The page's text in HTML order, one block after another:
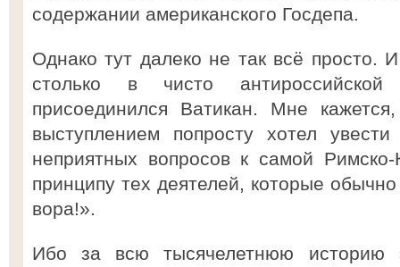
содержании американского Госдепа.
Однако тут далеко не так всё просто.
столько в чисто
присоединился Ватикан. Мне
выступлением попросту хотел
неприятных вопросов к самой
принципу тех деятелей, которые
вора!».
Ибо за всю тысячелетнюю историю